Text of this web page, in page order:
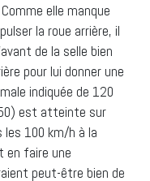
elle manque
la roue arrière, il
de la selle bien
pour lui donner une
indiquée de 120
est atteinte sur
les 100 km/h à la
en faire une
peut-être bien de